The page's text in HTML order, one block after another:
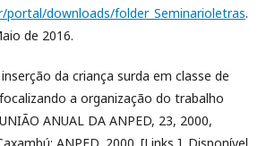
portal/downloads/folder_Seminarioletras.
de 2016.
inserção da criança surda em classe de
a organização do trabalho
ANUAL DA ANPED, 23, 2000,